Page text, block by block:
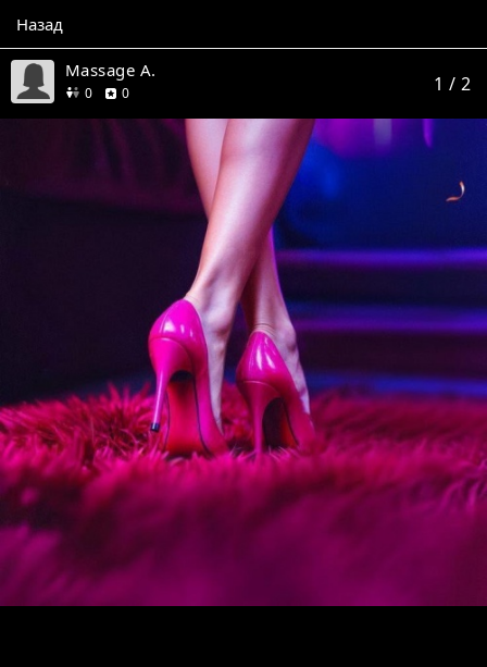
Назад
Massage A.
0друзей
0отзывов 1 / 2